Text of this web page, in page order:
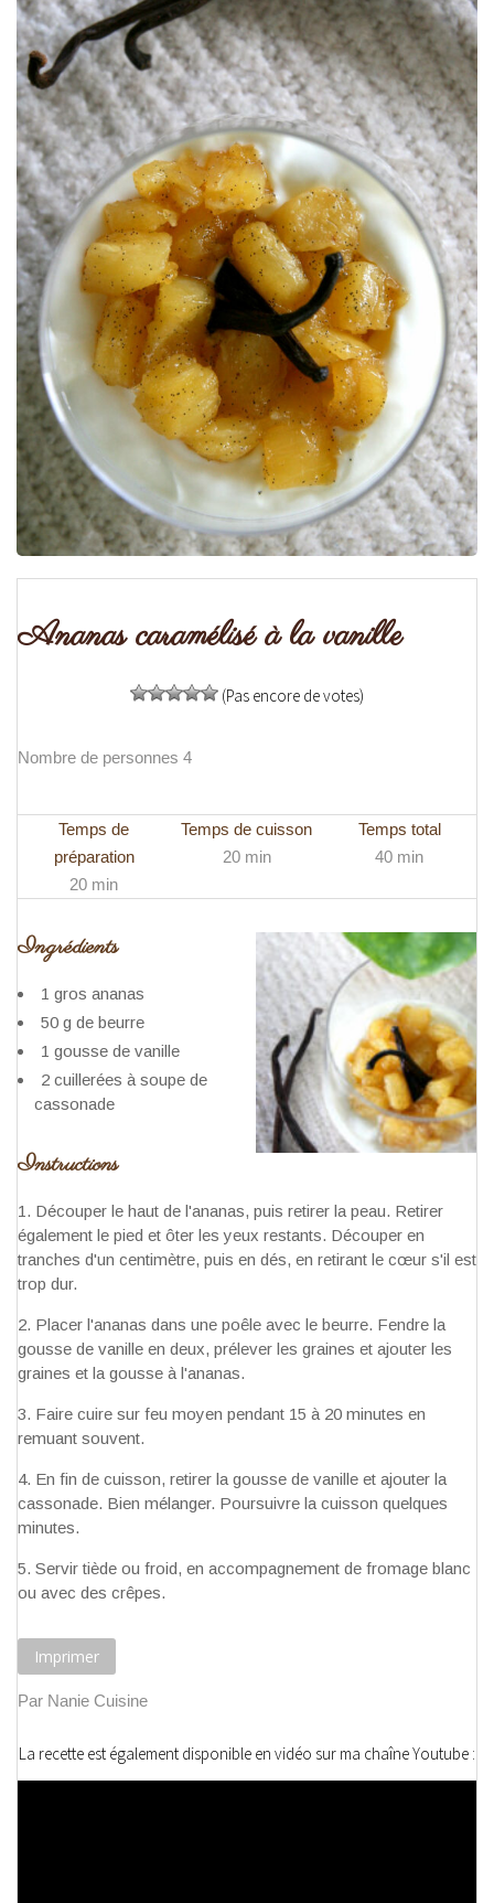
Ananas caramélisé à la vanille
(Pas encore de votes)
Nombre de personnes 4
Temps de
préparation
20 min
Temps de cuisson
20 min
Temps total
40 min
Ingrédients
1 gros ananas
50 g de beurre
1 gousse de vanille
2 cuillerées à soupe de
cassonade
Instructions
Découper le haut de l'ananas, puis retirer la peau. Retirer
également le pied et ôter les yeux restants. Découper en
tranches d'un centimètre, puis en dés, en retirant le cœur s'il est
trop dur.
Placer l'ananas dans une poêle avec le beurre. Fendre la
gousse de vanille en deux, prélever les graines et ajouter les
graines et la gousse à l'ananas.
Faire cuire sur feu moyen pendant 15 à 20 minutes en
remuant souvent.
En fin de cuisson, retirer la gousse de vanille et ajouter la
cassonade. Bien mélanger. Poursuivre la cuisson quelques
minutes.
Servir tiède ou froid, en accompagnement de fromage blanc
ou avec des crêpes.
Imprimer
Par Nanie Cuisine
La recette est également disponible en vidéo sur ma chaîne Youtube :